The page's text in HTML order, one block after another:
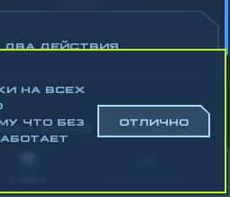
ДВА ДЕЙСТВИЯ
НА ВСЕХ
ЧТО БЕЗ
ОТЛИЧНО